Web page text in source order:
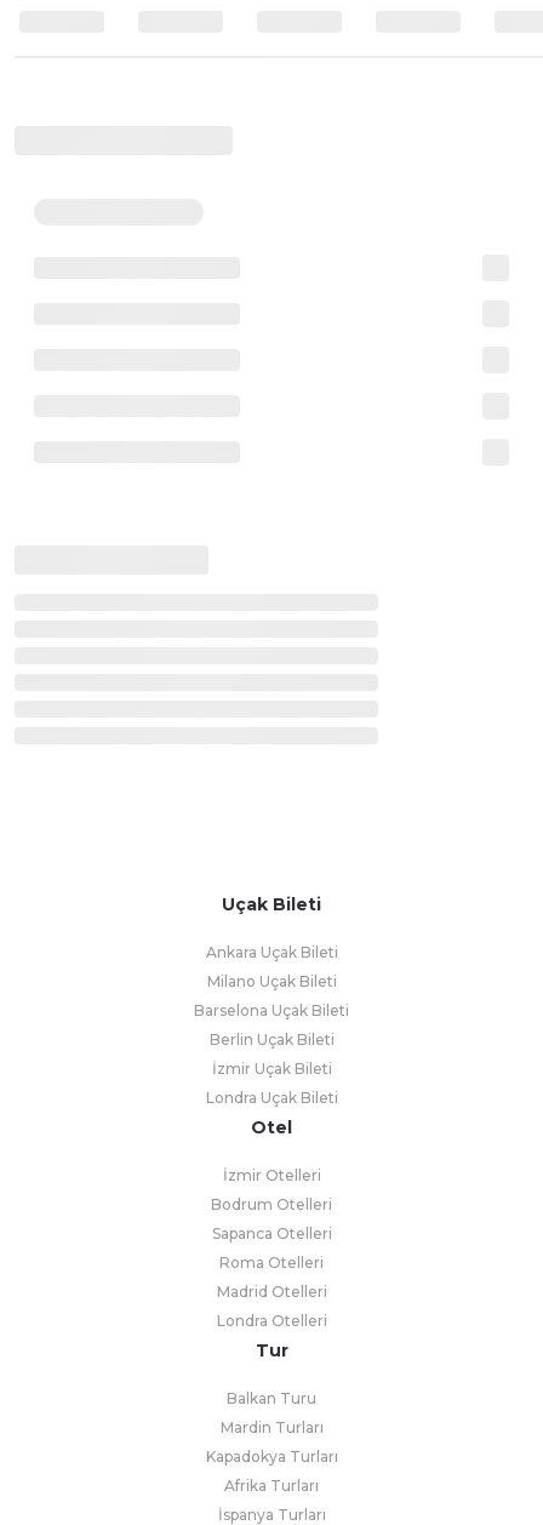
Uçak Bileti
Ankara Uçak Bileti
Milano Uçak Bileti
Barselona Uçak Bileti
Berlin Uçak Bileti
İzmir Uçak Bileti
Londra Uçak Bileti
Otel
İzmir Otelleri
Bodrum Otelleri
Sapanca Otelleri
Roma Otelleri
Madrid Otelleri
Londra Otelleri
Tur
Balkan Turu
Mardin Turları
Kapadokya Turları
Afrika Turları
İspanya Turları